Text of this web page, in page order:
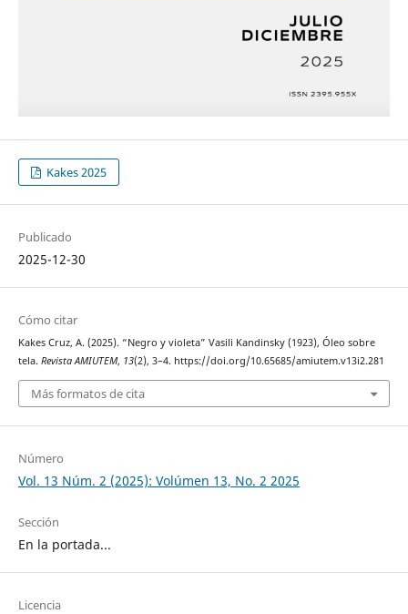
Kakes 2025
Publicado
2025-12-30
Cómo citar
Kakes Cruz, A. (2025). “Negro y violeta” Vasili Kandinsky (1923), Óleo sobre
tela. Revista AMIUTEM, 13(2), 3–4. https://doi.org/10.65685/amiutem.v13i2.281
Más formatos de cita
Número
Vol. 13 Núm. 2 (2025): Volúmen 13, No. 2 2025
Sección
En la portada...
Licencia